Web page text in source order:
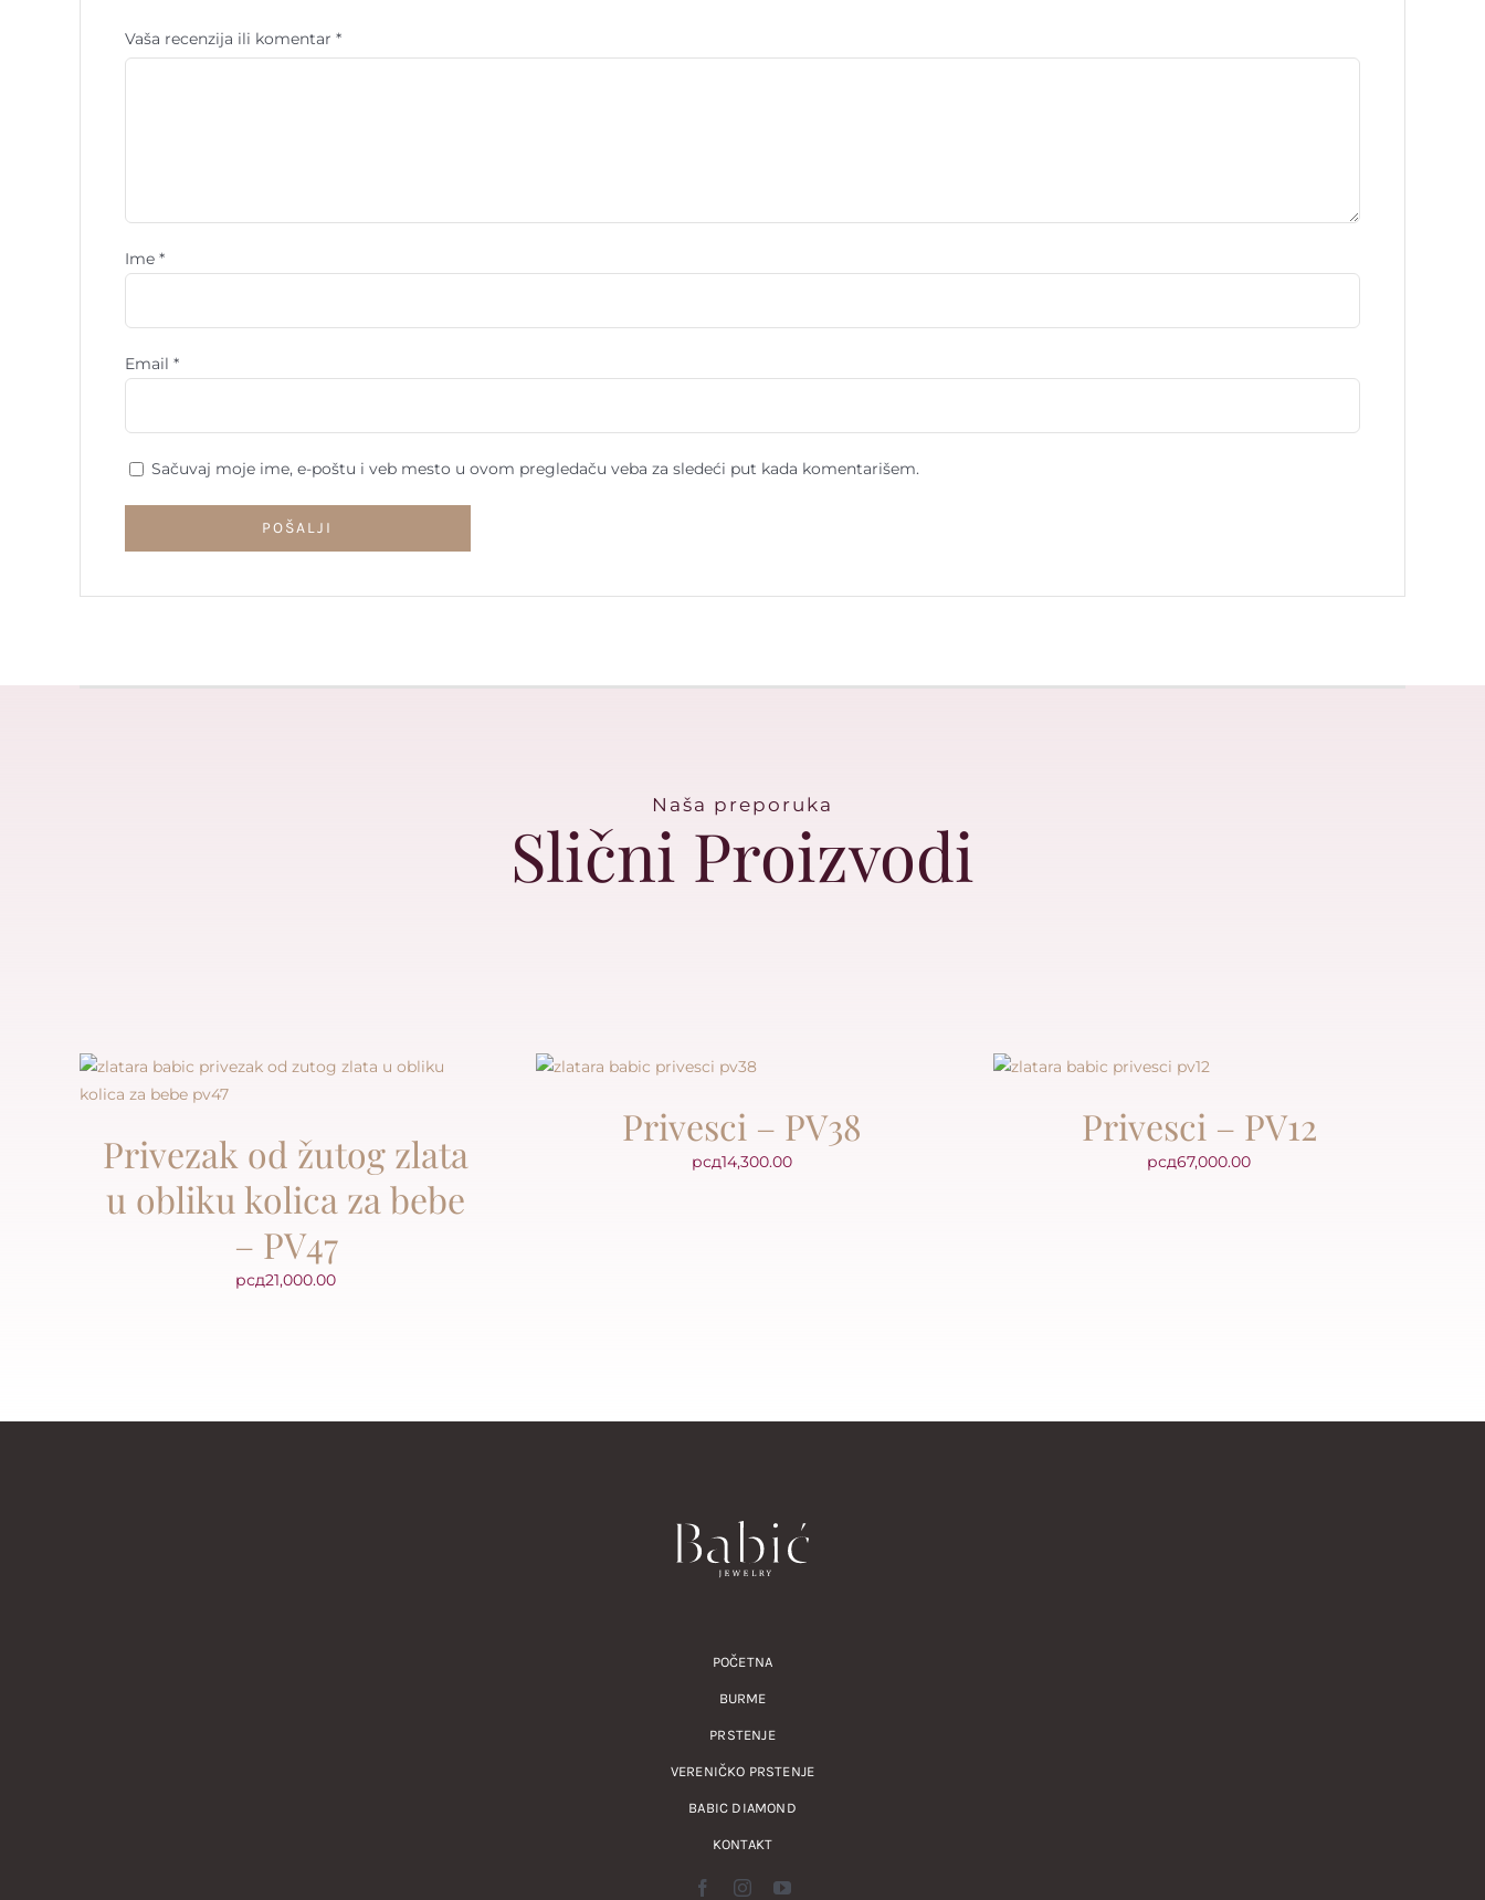
Vaša recenzija ili komentar *
Ime *
Email *
Sačuvaj moje ime, e-poštu i veb mesto u ovom pregledaču veba za sledeći put kada komentarišem.
Naša preporuka
Slični Proizvodi
Privezak od žutog zlata
u obliku kolica za bebe
– PV47
рсд21,000.00
Privesci – PV38
рсд14,300.00
Privesci – PV12
рсд67,000.00
POČETNA
BURME
PRSTENJE
VERENIČKO PRSTENJE
BABIC DIAMOND
KONTAKT